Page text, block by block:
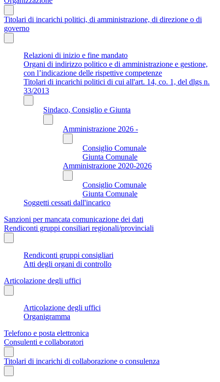
Titolari di incarichi politici, di amministrazione, di direzione o di
governo
Relazioni di inizio e fine mandato
Organi di indirizzo politico e di amministrazione e gestione,
con l’indicazione delle rispettive competenze
Titolari di incarichi politici di cui all'art. 14, co. 1, del dlgs n.
33/2013
Sindaco, Consiglio e Giunta
Amministrazione 2026 -
Consiglio Comunale
Giunta Comunale
Amministrazione 2020-2026
Consiglio Comunale
Giunta Comunale
Soggetti cessati dall'incarico
Sanzioni per mancata comunicazione dei dati
Rendiconti gruppi consiliari regionali/provinciali
Rendiconti gruppi consigliari
Atti degli organi di controllo
Articolazione degli uffici
Articolazione degli uffici
Organigramma
Telefono e posta elettronica
Consulenti e collaboratori
Titolari di incarichi di collaborazione o consulenza